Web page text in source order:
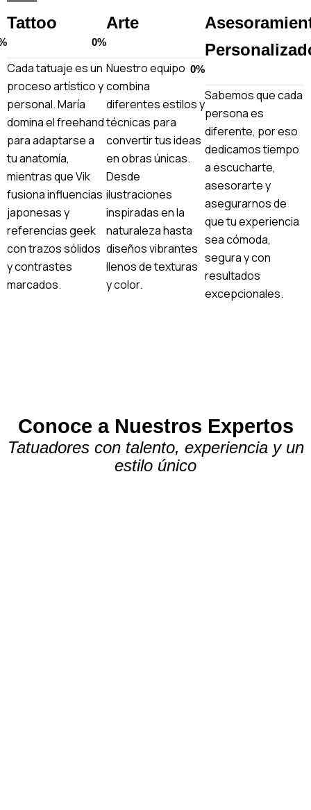
Tattoo
Cada tatuaje es un
proceso artístico y
personal. María
domina el freehand
para adaptarse a
tu anatomía,
mientras que Vik
fusiona influencias
japonesas y
referencias geek
con trazos sólidos
y contrastes
marcados.
Arte
0%
Nuestro equipo
combina
diferentes estilos y
técnicas para
convertir tus ideas
en obras únicas.
Desde
ilustraciones
inspiradas en la
naturaleza hasta
diseños vibrantes
llenos de texturas
y color.
0%
Sabemos que cada
persona es
diferente, por eso
dedicamos tiempo
a escucharte,
asesorarte y
asegurarnos de
que tu experiencia
sea cómoda,
segura y con
resultados
excepcionales.
Conoce a Nuestros Expertos
Tatuadores con talento, experiencia y un
estilo único